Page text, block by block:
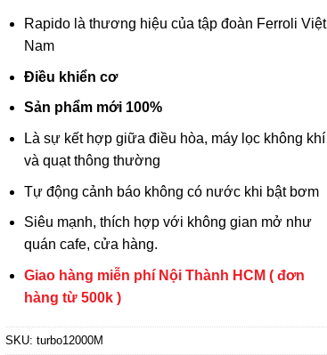
Rapido là thương hiệu của tập đoàn Ferroli Việt
Nam
Điều khiển cơ
Sản phẩm mới 100%
Là sự kết hợp giữa điều hòa, máy lọc không khí
và quạt thông thường
Tự động cảnh báo không có nước khi bật bơm
Siêu mạnh, thích hợp với không gian mở như
quán cafe, cửa hàng.
Giao hàng miễn phí Nội Thành HCM ( đơn
hàng từ 500k )
SKU: turbo12000M